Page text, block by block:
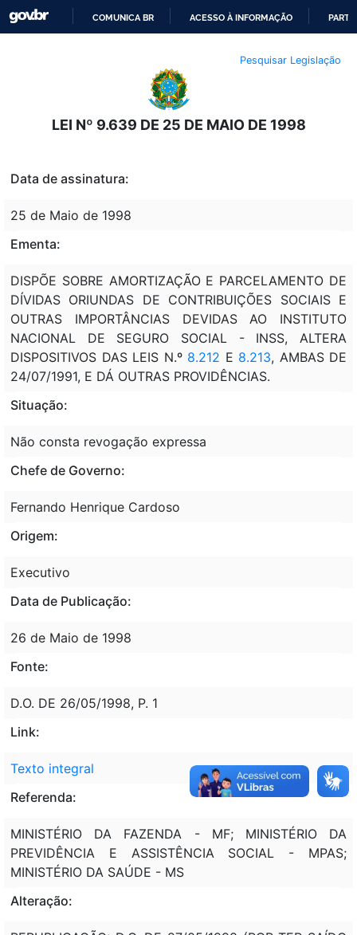
O
CONTEÚDO
COMUNICA BR ACESSO À INFORMAÇÃO
Pesquisar Legislação
LEI Nº 9.639 DE 25 DE MAIO DE 1998
Data de assinatura:
25 de Maio de 1998
Ementa:
DISPÕE SOBRE AMORTIZAÇÃO E PARCELAMENTO DE
DÍVIDAS ORIUNDAS DE CONTRIBUIÇÕES SOCIAIS E
OUTRAS IMPORTÂNCIAS DEVIDAS AO INSTITUTO
NACIONAL DE SEGURO SOCIAL - INSS, ALTERA
DISPOSITIVOS DAS LEIS N.º 8.212 E 8.213, AMBAS DE
24/07/1991, E DÁ OUTRAS PROVIDÊNCIAS.
Situação:
Não consta revogação expressa
Chefe de Governo:
Fernando Henrique Cardoso
Origem:
Executivo
Data de Publicação:
26 de Maio de 1998
Fonte:
D.O. DE 26/05/1998, P. 1
Link:
Texto integral
Referenda:
MINISTÉRIO DA FAZENDA - MF; MINISTÉRIO DA
PREVIDÊNCIA E ASSISTÊNCIA SOCIAL - MPAS;
MINISTÉRIO DA SAÚDE - MS
Alteração: